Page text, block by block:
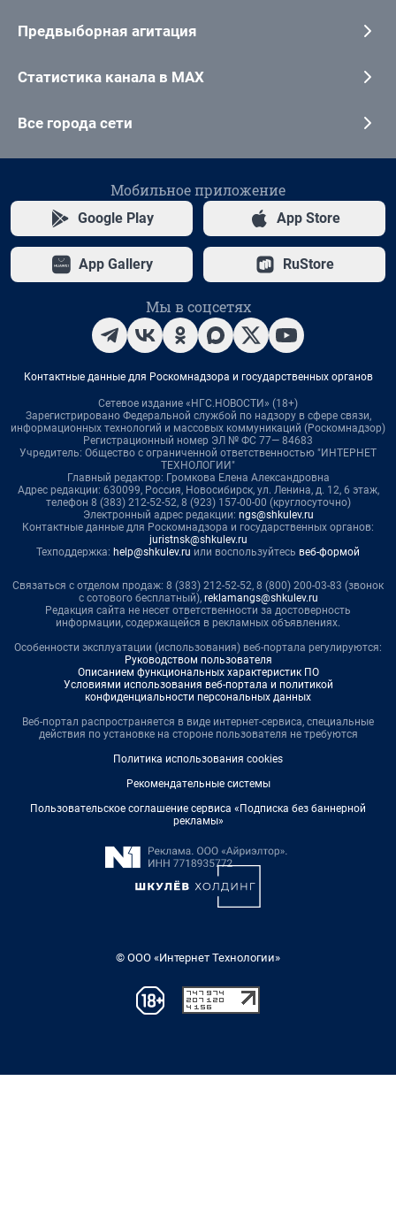
Предвыборная агитация
Статистика канала в MAX
Все города сети
Мобильное приложение
Google Play App Store
App Gallery RuStore
Мы в соцсетях
Контактные данные для Роскомнадзора и государственных органов
Сетевое издание «НГС.НОВОСТИ» (18+)
Зарегистрировано Федеральной службой по надзору в сфере связи,
информационных технологий и массовых коммуникаций (Роскомнадзор)
Регистрационный номер ЭЛ № ФС 77— 84683
Учредитель: Общество с ограниченной ответственностью "ИНТЕРНЕТ
ТЕХНОЛОГИИ"
Главный редактор: Громкова Елена Александровна
Адрес редакции: 630099, Россия, Новосибирск, ул. Ленина, д. 12, 6 этаж,
телефон 8 (383) 212-52-52, 8 (923) 157-00-00 (круглосуточно)
Электронный адрес редакции: ngs@shkulev.ru
Контактные данные для Роскомнадзора и государственных органов:
juristnsk@shkulev.ru
Техподдержка: help@shkulev.ru или воспользуйтесь веб-формой
Связаться с отделом продаж: 8 (383) 212-52-52, 8 (800) 200-03-83 (звонок
с сотового бесплатный), reklamangs@shkulev.ru
Редакция сайта не несет ответственности за достоверность
информации, содержащейся в рекламных объявлениях.
Особенности эксплуатации (использования) веб-портала регулируются:
Руководством пользователя
Описанием функциональных характеристик ПО
Условиями использования веб-портала и политикой
конфиденциальности персональных данных
Веб-портал распространяется в виде интернет-сервиса, специальные
действия по установке на стороне пользователя не требуются
Политика использования cookies
Рекомендательные системы
Пользовательское соглашение сервиса «Подписка без баннерной
рекламы»
© ООО «Интернет Технологии»